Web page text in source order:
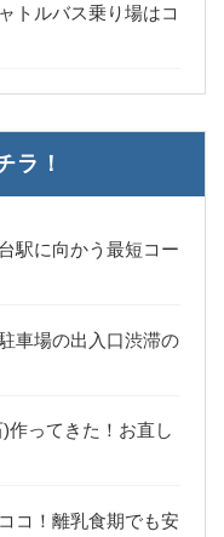
トルバス乗り場はコ
ラ！
駅に向かう最短コー
車場の出入口渋滞の
作ってきた！お直し
コ！離乳食期でも安